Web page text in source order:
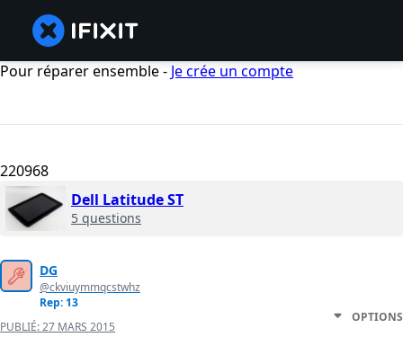
Pour réparer ensemble - Je crée un compte
220968
Dell Latitude ST
5 questions
DG
@ckviuymmqcstwhz
Rep: 13
PUBLIÉ:27 MARS 2015
OPTIONS